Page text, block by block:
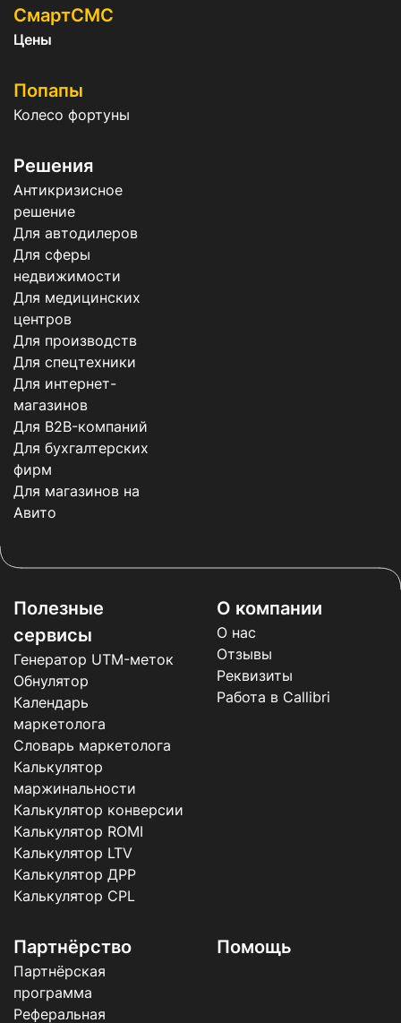
СмартСМС
Цены
Попапы
Колесо фортуны
Решения
Антикризисное
решение
Для автодилеров
Для сферы
недвижимости
Для медицинских
центров
Для производств
Для спецтехники
Для интернет-
магазинов
Для B2B-компаний
Для бухгалтерских
фирм
Для магазинов на
Авито
Полезные
сервисы
Генератор UTM-меток
Обнулятор
Календарь
маркетолога
Словарь маркетолога
Калькулятор
маржинальности
Калькулятор конверсии
Калькулятор ROMI
Калькулятор LTV
Калькулятор ДРР
Калькулятор CPL
Помощь
О компании
О нас
Отзывы
Реквизиты
Работа в Callibri
Партнёрство
Партнёрская
программа
Реферальная